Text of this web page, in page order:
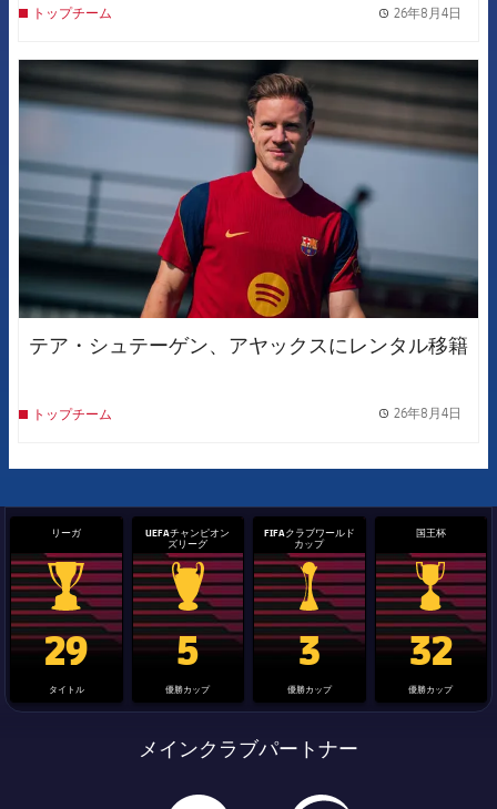
トップチーム 26年8月4日
FCB Barcelona badge
テア・シュテーゲン、アヤックスにレンタル移籍
トップチーム 26年8月4日
リーガ
La Liga trophy
29
タイトル
UEFAチャンピオン
ズリーグ
Champions League trophy
5
優勝カップ
FIFAクラブワールド
カップ
label.aria.clubworldcup
3
優勝カップ
国王杯
国王杯
32
優勝カップ
メインクラブパートナー